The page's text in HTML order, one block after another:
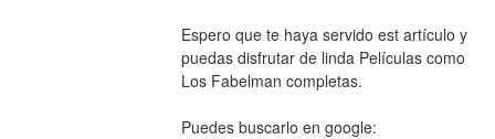
Espero que te haya servido est artículo y
puedas disfrutar de linda Películas como
Los Fabelman completas.
Puedes buscarlo en google: